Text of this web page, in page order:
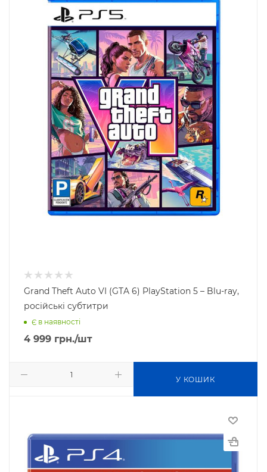
Grand Theft Auto VI (GTA 6) PlayStation 5 – Blu-ray,
російські субтитри
Є в наявності
4 999 грн./шт
У КОШИК